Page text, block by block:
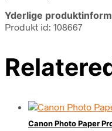
Yderlige
Produkt id: 108667
Canon Photo Paper